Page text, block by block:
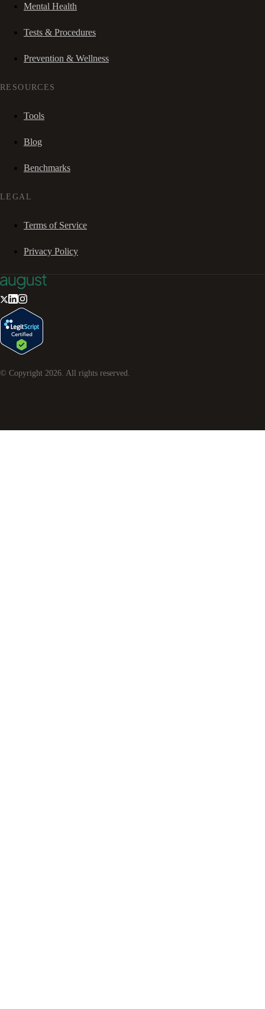
Mental Health
Tests & Procedures
Prevention & Wellness
RESOURCES
Tools
Blog
Benchmarks
LEGAL
Terms of Service
Privacy Policy
© Copyright 2026 . All rights reserved.